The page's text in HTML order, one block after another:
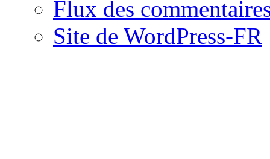
Flux des
Site de WordPress-FR